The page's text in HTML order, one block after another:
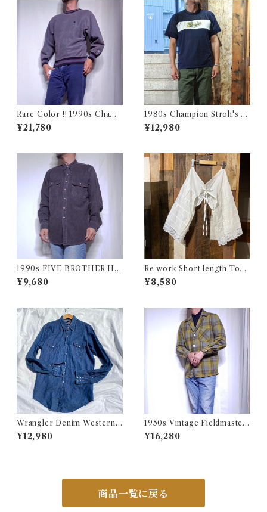
Rare Color !! 1990s Champ
ion Reverse Weave Charco
al Gray Size M / チャンピオ
¥21,780
1980s Champion Stroh's W
ater Print T-Shirt Size XL /
チャンピオン トリコ タグ 染み
¥12,980
1990s FIVE BROTHER He
avy Flannel Shirt CHAMOI
S CLOTH Black USA / ファ
¥9,680
Re work Short length Tops
/ リワーク ショート丈 ボレロ
シャツ 古着
¥8,580
Wrangler Denim Western S
hirt 16 1/2 Made in USA / ラ
ングラー デニム ウエスタン シ
¥12,980
1950s Vintage Fieldmaster
Wool Topstar Style Jacket /
USA ヴィンテージ トップスタ
¥16,280
商品一覧に戻る